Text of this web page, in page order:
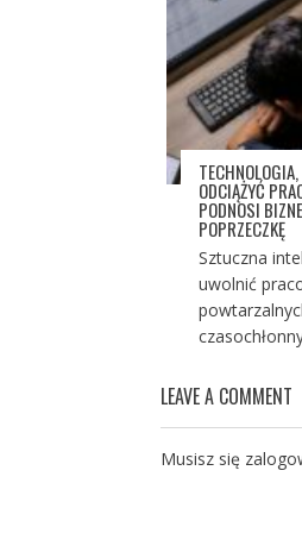
ODCIĄŻYĆ
PODNOSI
POPRZECZKĘ
Sztuczna
uwolnić
LEAVE A COMMENT
Musisz się